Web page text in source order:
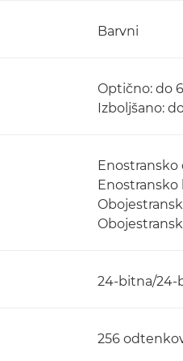
Barvni
Optično: do
Izboljšano:
Enostransko
Enostransko
24-bitna/24-
256